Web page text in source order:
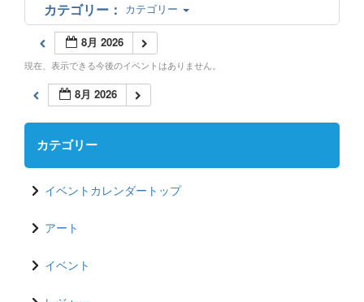
カテゴリー
8月 2026
現在、表示できる今後のイベントはありません。
8月 2026
カテゴリー
イベントカレンダートップ
アート
イベント